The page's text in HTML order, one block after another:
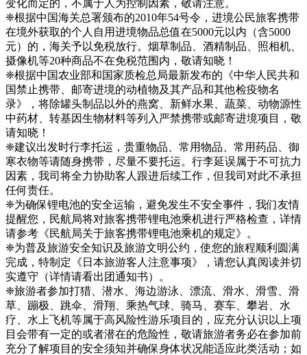
变化而定的，不属于人为控制因素，敬请注意。
❈根据中国海关总署颁布的2010年54号令，进境公民旅客携带
在境外获取的个人自用进境物品总值在5000元以内（含5000
元）的，海关予以免税放行。烟草制品、酒精制品、照相机、
摄像机等20种商品不在免税范围内，敬请知晓！
❈根据中国农业部和国家质检总局最新发布的《中华人民共和
国禁止携带、邮寄进境的动植物及其产品和其他检疫物名
录》，将除罐头制品以外的燕窝、新鲜水果、蔬菜、动物源性
中药材、转基因生物材料等列入严禁携带或邮寄进境项目，敬
请知晓！
❈建议出发时行李托运，贵重物品、常用物品、常用药品、御
寒衣物等请随身携带，尽量不要托运。行李延误属于不可抗力
因素，我司将全力协助客人跟进后续工作，但我司对此不承担
任何责任。
❈为确保锂电池的安全运输，避免发生不安全事件，我们友情
提醒您，民航局将对旅客携带锂电池乘机进行严格检查，详情
请参考《民航局关于旅客携带锂电池乘机的规定》。
❈为普及旅游安全知识及旅游文明公约，使您的旅程顺利圆满
完成，特制定《日本旅游客人注意事项》，请您认真阅读并切
实遵守（详情请看出团通知书）。
❈旅游者参加打猎、潜水、海边游泳、漂流、滑水、滑雪、滑
草、蹦极、跳伞、滑翔、乘热气球、骑马、赛车、攀岩、水
疗、水上飞机等属于高风险性游乐项目的，应充分认识以上项
目会带有一定的或者潜在的危险性，敬请旅游者务必在参加前
充分了解项目的安全须知并确保身体状况能适应此类活动；如